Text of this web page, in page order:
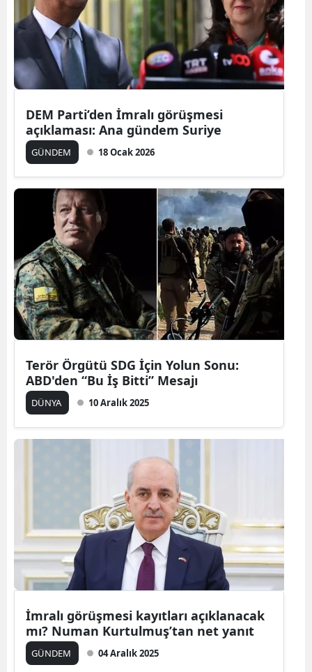
Hakkari
Hatay
Isparta
Mersin
İstanbul
Kars
Kastamonu
Kayseri
Kırklareli
Kırşehir
Kocaeli
Konya
Kahramanmaraş
Mardin
Muğla
Muş
Nevşehir
Niğde
Ordu
DEM Parti’den İmralı görüşmesi
açıklaması: Ana gündem Suriye
GÜNDEM 18 Ocak 2026
Terör Örgütü SDG İçin Yolun Sonu:
ABD'den “Bu İş Bitti” Mesajı
DÜNYA 10 Aralık 2025
İmralı görüşmesi kayıtları açıklanacak
mı? Numan Kurtulmuş’tan net yanıt
GÜNDEM 04 Aralık 2025